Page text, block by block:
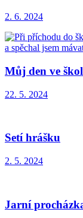
2. 6. 2024
Můj den ve
22. 5. 2024
Setí hrášku
2. 5. 2024
Jarní